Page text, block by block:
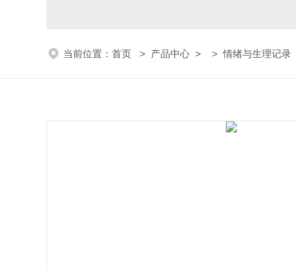
当前位置：首页 > 产品中心 > >情绪与生理记录